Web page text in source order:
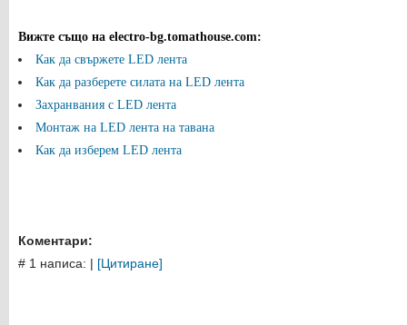
Вижте също на electro-bg.tomathouse.com:
Как да свържете LED лента
Как да разберете силата на LED лента
Захранвания с LED лента
Монтаж на LED лента на тавана
Как да изберем LED лента
Коментари:
# 1 написа: | [Цитиране]